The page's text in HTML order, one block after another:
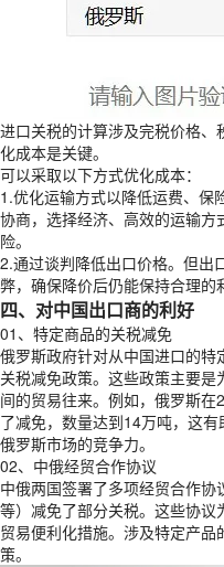
进口关税的计算涉及完税价格
化成本是关键。
可以采取以下方式优化成本：
1.优化运输方式以降低运费、保
协商，选择经济、高效的运输
险。
2.通过谈判降低出口价格。但出
弊，确保降价后仍能保持合理的
四、对中国出口商的利好
01、特定商品的关税减免
俄罗斯政府针对从中国进口的
关税减免政策。这些政策主要
间的贸易往来。例如，俄罗斯
了减免，数量达到14万吨，这
俄罗斯市场的竞争力。
02、中俄经贸合作协议
中俄两国签署了多项经贸合作
等）减免了部分关税。这些协
贸易便利化措施。涉及特定产
策。